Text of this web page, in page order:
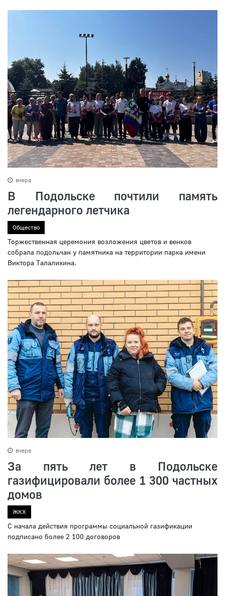
вчера
В Подольске почтили память
легендарного летчика
Общество
Торжественная церемония возложения цветов и венков
собрала подольчан у памятника на территории парка имени
Виктора Талалихина.
вчера
За пять лет в Подольске
газифицировали более 1 300 частных
домов
ЖКХ
С начала действия программы социальной газификации
подписано более 2 100 договоров